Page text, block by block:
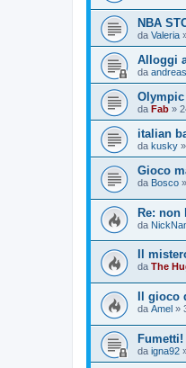
NBA
da Valeria
Alloggi
da
Olympic
da Fab »
italian
da kusky »
Gioco
da Bosco »
Re: non
da
Il
da The
Il gioco
da Amel »
Fumetti!
da igna92